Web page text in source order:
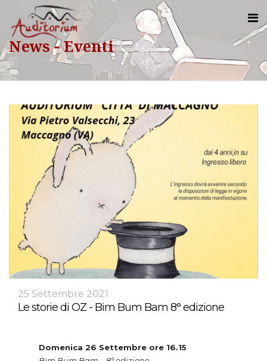
News - Eventi
25 Settembre 2021
Le storie di OZ - Bim Bum Bam 8° edizione
Domenica 26 Settembre ore 16.15